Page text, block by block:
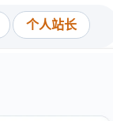
个人站长